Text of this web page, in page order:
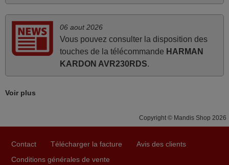
Concerne la télécommande de remplacement pour le
vidéo projecteur Wimius P20. Un avis provisoire avait été
émis car le délai de 24h était dépassé, néanmoins j'ai
reçu la télécommande au cours du 3ème jour ouvré,
compatible avec mon besoin. Concernant la
fonctionnalité de la télécommande, le produit tient sa
promesse. Le document permet de connaître facilement
directement utilisable moyennant l'insertion des 2 piles
fournies.
06 aout 2026
Vous pouvez consulter la disposition des
touches de la télécommande HARMAN
KARDON AVR230RDS.
Voir plus
Copyright © Mandis Shop 2026
Contact Télécharger la facture
Avis des clients
Conditions générales de vente